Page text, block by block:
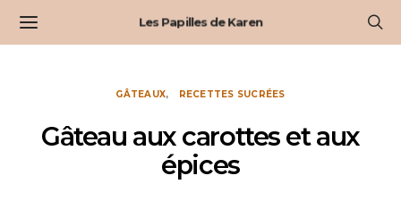
Les Papilles de Karen
GÂTEAUX RECETTES SUCRÉES
Gâteau aux carottes et aux
épices